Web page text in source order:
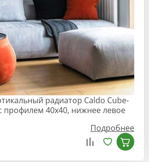
радиатор Caldo Cube-
профилем 40х40, нижнее левое
Подробнее